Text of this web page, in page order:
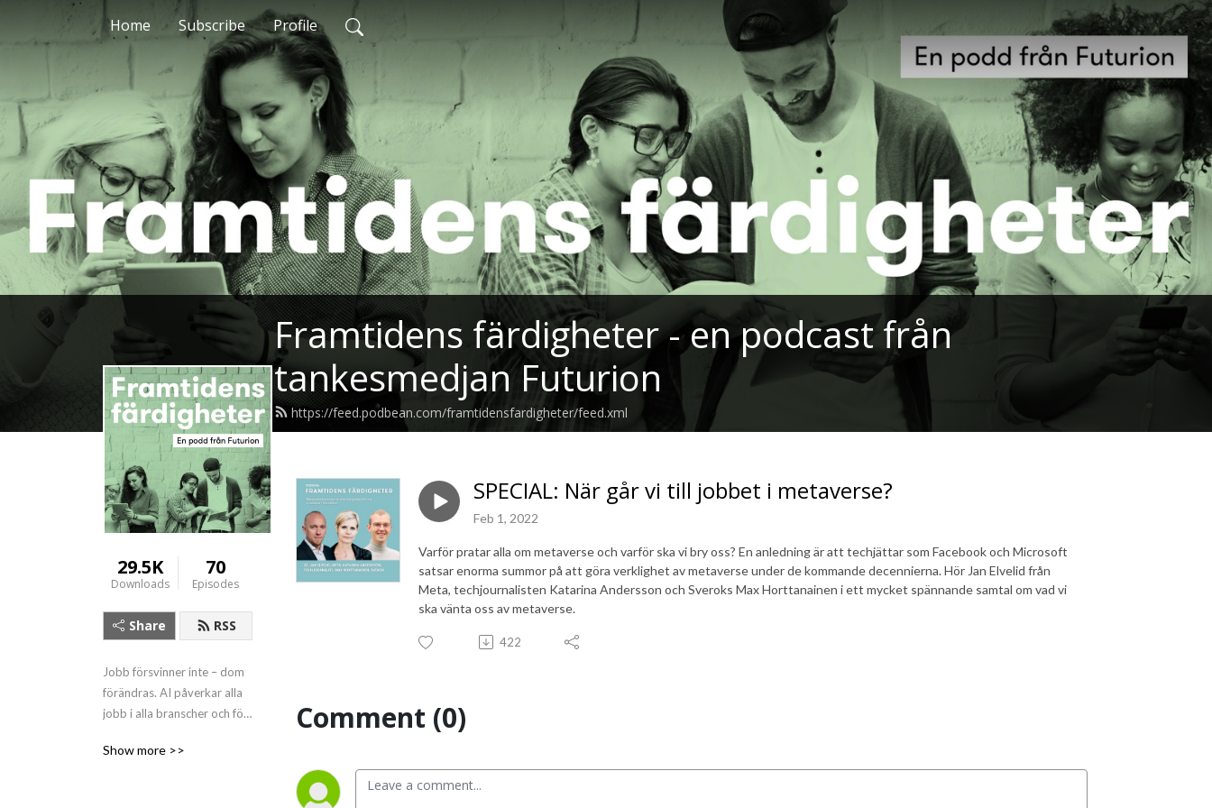
Home Subscribe Profile
Framtidens färdigheter - en podcast från
tankesmedjan Futurion
https://feed.podbean.com/framtidensfardigheter/feed.xml
29.5K
Downloads
70
Episodes
Share RSS
Jobb försvinner inte – dom
förändras. AI påverkar alla
jobb i alla branscher och för
framtiden behöver vi ha koll
Show more >>
SPECIAL: När går vi till jobbet i metaverse?
Feb 1, 2022
Varför pratar alla om metaverse och varför ska vi bry oss? En anledning är att techjättar som Facebook och Microsoft
satsar enorma summor på att göra verklighet av metaverse under de kommande decennierna. Hör Jan Elvelid från
Meta, techjournalisten Katarina Andersson och Sveroks Max Horttanainen i ett mycket spännande samtal om vad vi
ska vänta oss av metaverse.
422
Comment (0)